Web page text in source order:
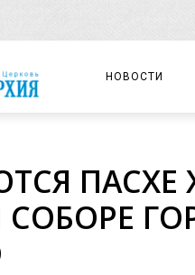
НОВОСТИ
ПАСХЕ